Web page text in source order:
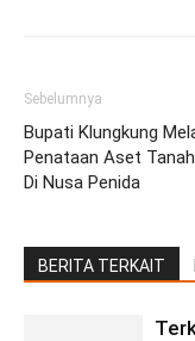
Sebelumnya
Bupati Klungkung
Penataan Aset
Di Nusa Penida
BERITA TERKAIT